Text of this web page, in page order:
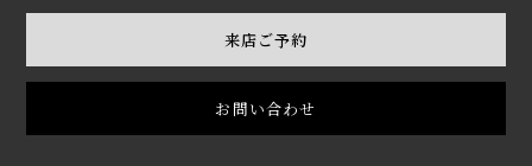
来店ご予約
お問い合わせ